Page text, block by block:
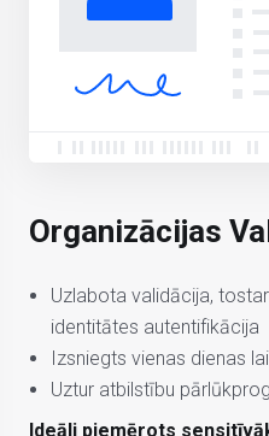
Organizācijas
Uzlabota validācija,
identitātes autentifikācija
Izsniegts vienas dienas
Uztur atbilstību
Ideāli piemērots